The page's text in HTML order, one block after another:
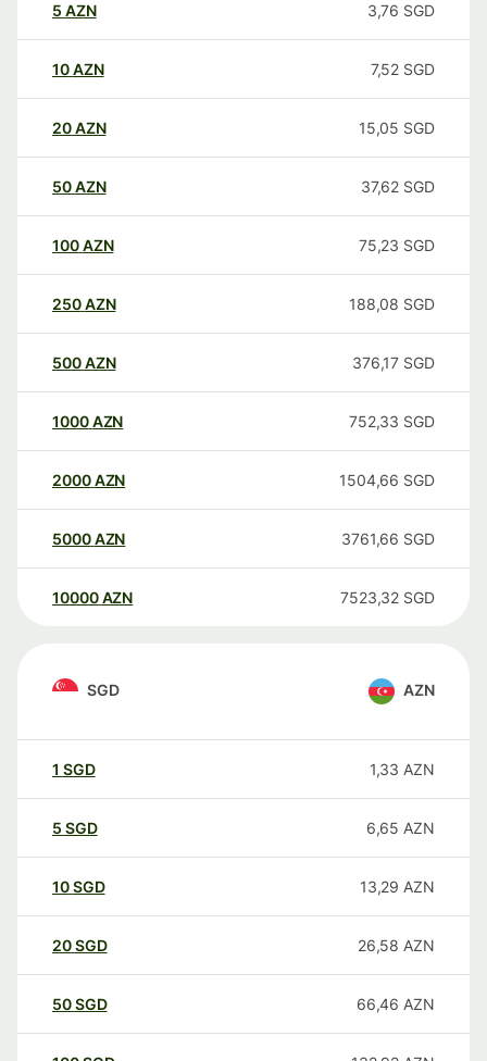
5 AZN 3,76 SGD
10AZN 7,52 SGD
20AZN 15,05 SGD
50AZN 37,62 SGD
100AZN 75,23 SGD
250AZN 188,08 SGD
500AZN 376,17 SGD
1000AZN 752,33 SGD
2000AZN 1504,66 SGD
5000AZN 3761,66 SGD
10000 AZN 7523,32 SGD
SGD AZN
1 SGD 1,33 AZN
5 SGD 6,65 AZN
10SGD 13,29 AZN
20SGD 26,58 AZN
50SGD 66,46 AZN